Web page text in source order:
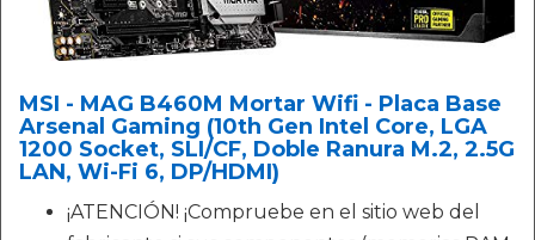
MSI - MAG B460M Mortar Wifi - Placa Base
Arsenal Gaming (10th Gen Intel Core, LGA
1200 Socket, SLI/CF, Doble Ranura M.2, 2.5G
LAN, Wi-Fi 6, DP/HDMI)
¡ATENCIÓN! ¡Compruebe en el sitio web del